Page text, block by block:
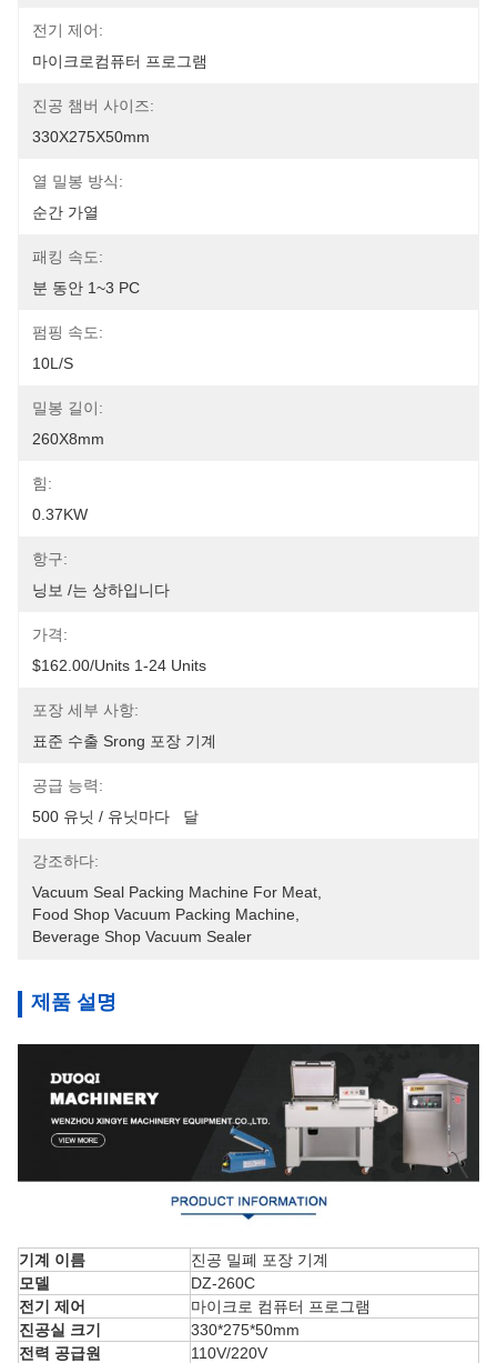
전기 제어:
마이크로컴퓨터 프로그램
진공 챔버 사이즈:
330X275X50mm
열 밀봉 방식:
순간 가열
패킹 속도:
분 동안 1~3 PC
펌핑 속도:
10L/s
밀봉 길이:
260X8mm
힘:
0.37KW
항구:
닝보 /는 상하입니다
가격:
$162.00/units 1-24 Units
포장 세부 사항:
표준 수출 Srong 포장 기계
공급 능력:
500 유닛 / 유닛마다   달
강조하다:
Vacuum Seal Packing Machine For Meat
Food Shop Vacuum Packing Machine
Beverage Shop Vacuum Sealer
제품 설명
기계 이름
진공 밀폐 포장 기계
모델
DZ-260C
전기 제어
마이크로 컴퓨터 프로그램
진공실 크기
330*275*50mm
전력 공급원
110V/220V